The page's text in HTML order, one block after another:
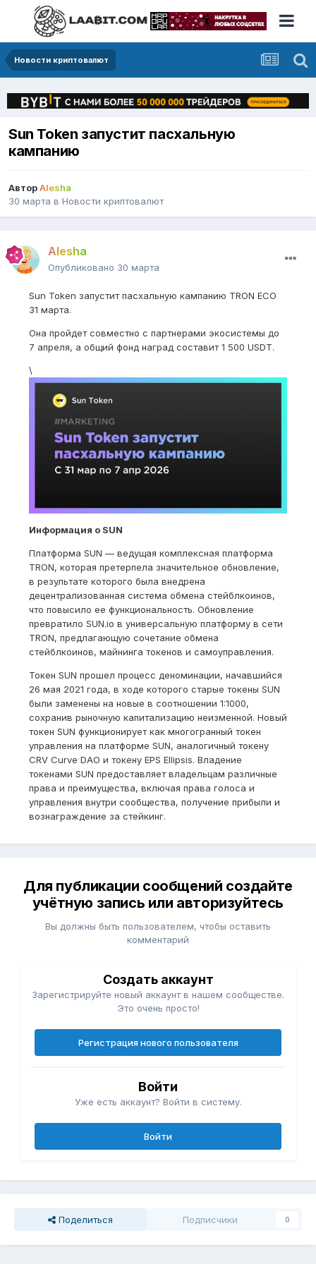
Новости криптовалют
Sun Token запустит пасхальную
кампанию
АвторAlesha
30 марта в Новости криптовалют
Alesha
Опубликовано 30 марта
Sun Token запустит пасхальную кампанию TRON ECO
31 марта.
Она пройдет совместно с партнерами экосистемы до
7 апреля, а общий фонд наград составит 1 500 USDT.
\
Информация о SUN
Платформа SUN — ведущая комплексная платформа
TRON, которая претерпела значительное обновление,
в результате которого была внедрена
децентрализованная система обмена стейблкоинов,
что повысило ее функциональность. Обновление
превратило SUN.io в универсальную платформу в сети
TRON, предлагающую сочетание обмена
стейблкоинов, майнинга токенов и самоуправления.
Токен SUN прошел процесс деноминации, начавшийся
26 мая 2021 года, в ходе которого старые токены SUN
были заменены на новые в соотношении 1:1000,
сохранив рыночную капитализацию неизменной. Новый
токен SUN функционирует как многогранный токен
управления на платформе SUN, аналогичный токену
CRV Curve DAO и токену EPS Ellipsis. Владение
токенами SUN предоставляет владельцам различные
права и преимущества, включая права голоса и
управления внутри сообщества, получение прибыли и
вознаграждение за стейкинг.
Для публикации сообщений создайте
учётную запись или авторизуйтесь
Вы должны быть пользователем, чтобы оставить
комментарий
Создать аккаунт
Зарегистрируйте новый аккаунт в нашем сообществе.
Это очень просто!
Регистрация нового пользователя
Войти
Уже есть аккаунт? Войти в систему.
Войти
Поделиться Подписчики 0